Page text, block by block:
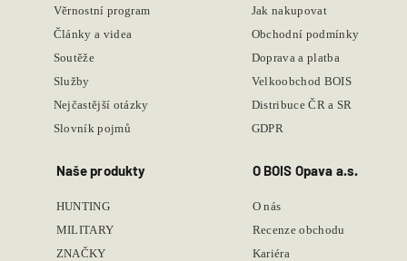
Věrnostní program
Články a videa
Soutěže
Služby
Nejčastější otázky
Slovník pojmů
Jak nakupovat
Obchodní podmínky
Doprava a platba
Velkoobchod BOIS
Distribuce ČR a SR
GDPR
Naše produkty
HUNTING
MILITARY
ZNAČKY
O BOIS Opava a.s.
O nás
Recenze obchodu
Kariéra